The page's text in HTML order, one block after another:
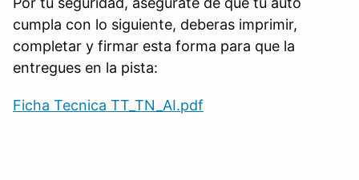
cumpla con lo siguiente, deberas imprimir,
completar y firmar esta forma para que la
entregues en la pista:
Ficha Tecnica TT_TN_AI.pdf